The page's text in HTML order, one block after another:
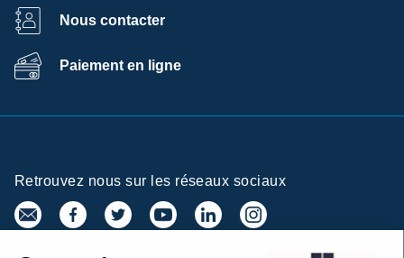
Nous contacter
Paiement en ligne
Retrouvez nous sur les réseaux sociaux